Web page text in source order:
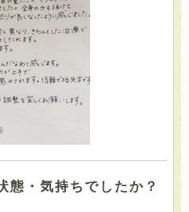
態・気持ちでしたか？